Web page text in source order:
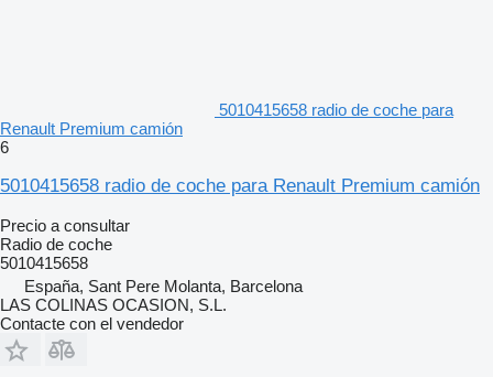
5010415658 radio de coche para
Renault Premium camión
6
5010415658 radio de coche para Renault Premium camión
Precio a consultar
Radio de coche
5010415658
España, Sant Pere Molanta, Barcelona
LAS COLINAS OCASION, S.L.
Contacte con el vendedor